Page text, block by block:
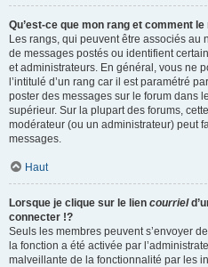
Qu’est-ce que mon rang et comment
Les rangs, qui peuvent être associés au
de messages postés ou identifient
et administrateurs. En général, vous ne
l’intitulé d’un rang car il est paramétré
poster des messages sur le forum dans
supérieur. Sur la plupart des forums,
modérateur (ou un administrateur) peut
messages.
Haut
Lorsque je clique sur le lien courriel
connecter !?
Seuls les membres peuvent s’envoyer
la fonction a été activée par
malveillante de la fonctionnalité par les